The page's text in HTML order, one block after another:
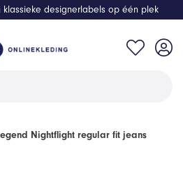
klassieke designerlabels op één plek
Nightflight regular fit jeans